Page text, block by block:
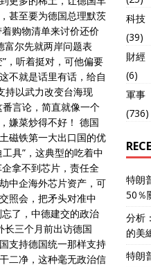
甚至要为德国总理默茨
购物清单来讨价还价
富尔先就两岸问题表
，听着挺对，可他偏要
不就是话里有话，给自
持以武力改变台海现
番言论，简直就像一个
嫌菜炒得不好！ 德国
磁铁第一大出口国的优
具”，这典型的吃着中
拿不到芯片，责任全
中企海外芯片资产，可
照会，把矛头对准中
了，中德建交的政治
长三个月前出访德国
支持德国统一那样支持
二净，这种毫无政治信
科技
(39)
財經
(6)
軍事
(736)
特朗
50％
分析
的美
特朗